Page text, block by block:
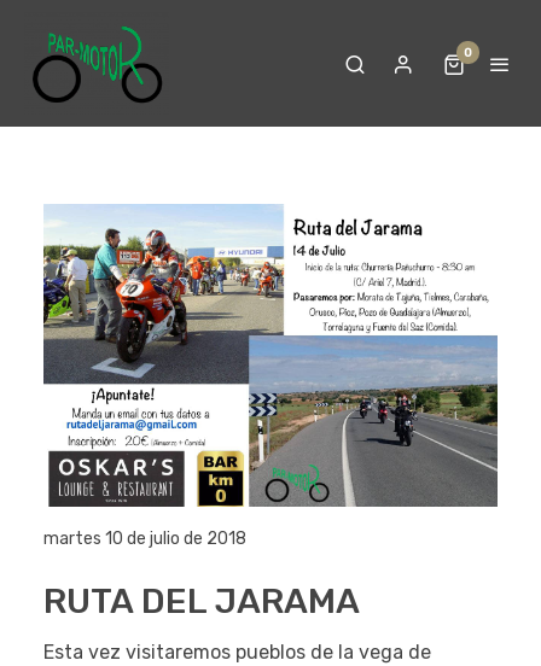
0
martes 10 de julio de 2018
RUTA DEL JARAMA
Esta vez visitaremos pueblos de la vega de